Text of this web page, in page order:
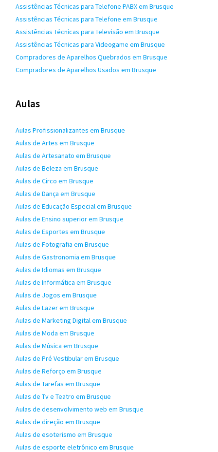
Assistências Técnicas para Telefone PABX em Brusque
Assistências Técnicas para Telefone em Brusque
Assistências Técnicas para Televisão em Brusque
Assistências Técnicas para Videogame em Brusque
Compradores de Aparelhos Quebrados em Brusque
Compradores de Aparelhos Usados em Brusque
Aulas
Aulas Profissionalizantes em Brusque
Aulas de Artes em Brusque
Aulas de Artesanato em Brusque
Aulas de Beleza em Brusque
Aulas de Circo em Brusque
Aulas de Dança em Brusque
Aulas de Educação Especial em Brusque
Aulas de Ensino superior em Brusque
Aulas de Esportes em Brusque
Aulas de Fotografia em Brusque
Aulas de Gastronomia em Brusque
Aulas de Idiomas em Brusque
Aulas de Informática em Brusque
Aulas de Jogos em Brusque
Aulas de Lazer em Brusque
Aulas de Marketing Digital em Brusque
Aulas de Moda em Brusque
Aulas de Música em Brusque
Aulas de Pré Vestibular em Brusque
Aulas de Reforço em Brusque
Aulas de Tarefas em Brusque
Aulas de Tv e Teatro em Brusque
Aulas de desenvolvimento web em Brusque
Aulas de direção em Brusque
Aulas de esoterismo em Brusque
Aulas de esporte eletrônico em Brusque